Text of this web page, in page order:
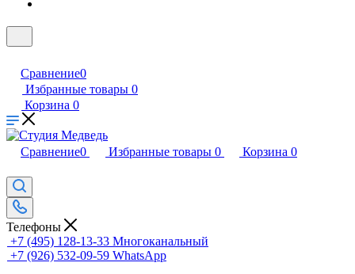
Сравнение0
Избранные товары 0
Корзина 0
Сравнение0 Избранные товары 0 Корзина 0
Телефоны
+7 (495) 128-13-33 Многоканальный
+7 (926) 532-09-59 WhatsApp